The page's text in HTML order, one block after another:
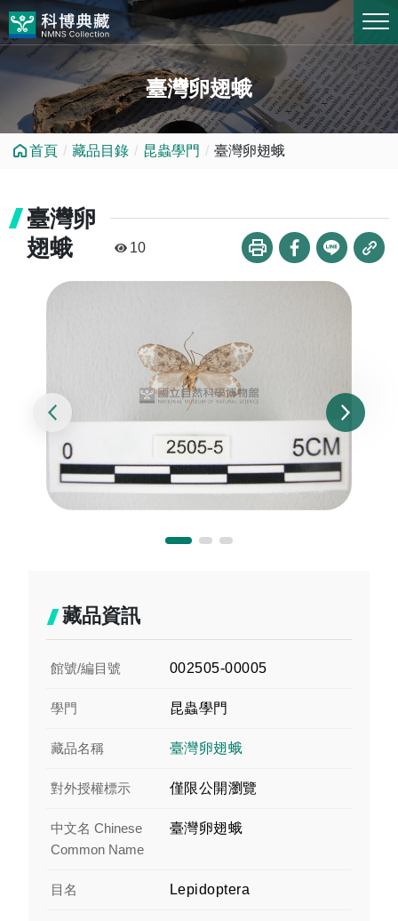
跳到中央內容區塊
臺灣卵翅蛾
首頁 藏品目錄 昆蟲學門 臺灣卵翅蛾
臺灣卵
翅蛾
10
藏品資訊
館號/編目號 002505-00005
學門 昆蟲學門
藏品名稱 臺灣卵翅蛾
對外授權標示 僅限公開瀏覽
中文名 Chinese
Common Name
臺灣卵翅蛾
目名 Lepidoptera